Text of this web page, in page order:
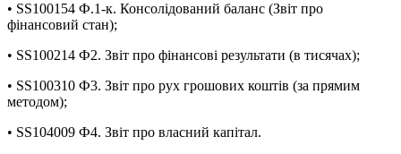
• SS100154 Ф.1-к. Консолідований баланс (Звіт про
фінансовий стан);
• SS100214 Ф2. Звіт про фінансові результати (в тисячах);
• SS100310 Ф3. Звiт про рух грошових коштiв (за прямим
методом);
• SS104009 Ф4. Звіт про власний капітал.